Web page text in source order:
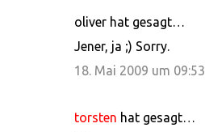
oliver hat gesagt…
Jener, ja ;) Sorry.
18. Mai 2009 um 09:53
torsten hat gesagt…